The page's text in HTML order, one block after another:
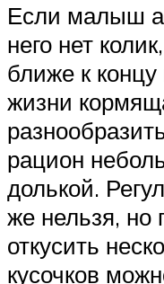
Если малыш
него нет
ближе к концу
жизни
рацион
долькой.
же нельзя, но
откусить
кусочков